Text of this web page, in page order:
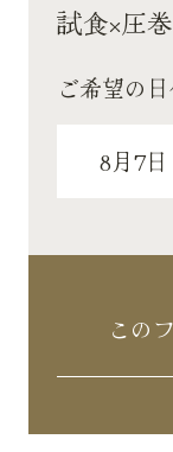
試食×圧
ご希望の
この